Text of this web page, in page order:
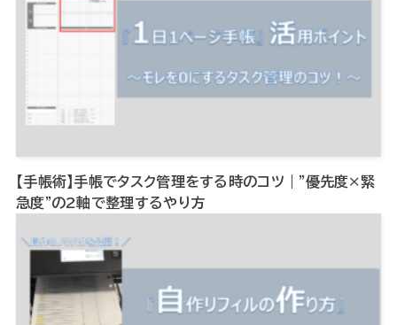
【手帳術】手帳でタスク管理をする時のコツ｜”優先度×緊
急度”の2軸で整理するやり方